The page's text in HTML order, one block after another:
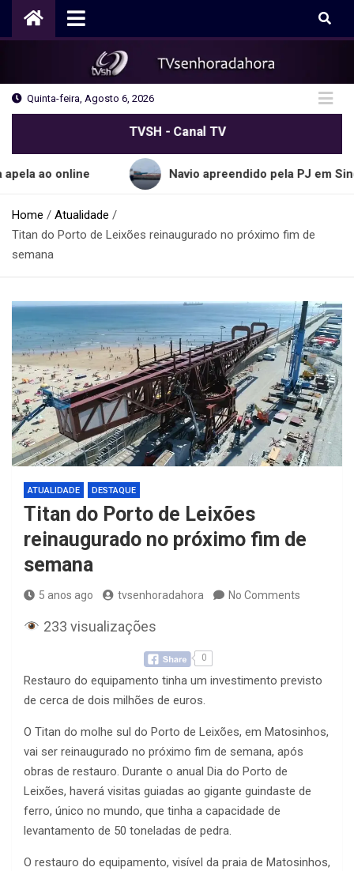
Quinta-feira, Agosto 6, 2026
TVSH - Canal TV
Navio apreendido pela PJ em Sines
Home
Atualidade
Titan do Porto de Leixões reinaugurado no próximo fim de
semana
ATUALIDADE DESTAQUE
Titan do Porto de Leixões
reinaugurado no próximo fim de
semana
5 anos ago tvsenhoradahora No Comments
233 visualizações
0
Restauro do equipamento tinha um investimento previsto
de cerca de dois milhões de euros.
O Titan do molhe sul do Porto de Leixões, em Matosinhos,
vai ser reinaugurado no próximo fim de semana, após
obras de restauro. Durante o anual Dia do Porto de
Leixões, haverá visitas guiadas ao gigante guindaste de
ferro, único no mundo, que tinha a capacidade de
levantamento de 50 toneladas de pedra.
O restauro do equipamento, visível da praia de Matosinhos,